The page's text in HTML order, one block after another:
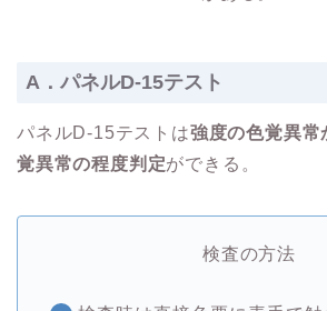
A．パネルD-15テスト
パネルD-15テストは強度の色覚異常
覚異常の程度判定ができる。
検査の方法